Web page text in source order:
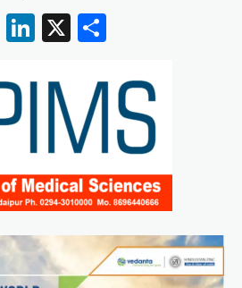
Pinterest
LinkedIn
X